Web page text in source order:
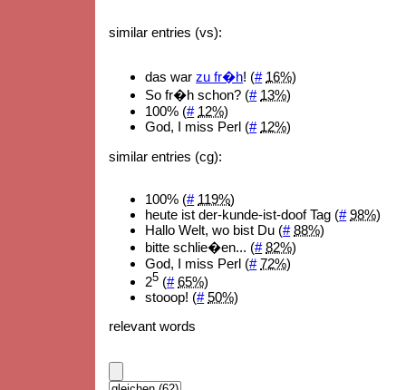
similar entries (vs):
das warzu fr�h! (# 16%)
So fr�h schon? (# 13%)
100% (# 12%)
God, I miss Perl (# 12%)
similar entries (cg):
100% (# 119%)
heute ist der-kunde-ist-doof Tag (# 98%)
Hallo Welt, wo bist Du (# 88%)
bitte schlie�en... (# 82%)
God, I miss Perl (# 72%)
25 (# 65%)
stooop! (# 50%)
relevant words